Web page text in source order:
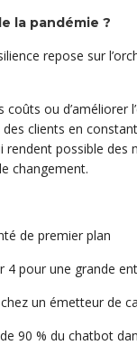
la pandémie ?
repose sur
ou d’améliorer
clients en
possible des
changement.
de premier plan
4 pour une grande
un émetteur de
90 % du chatbot